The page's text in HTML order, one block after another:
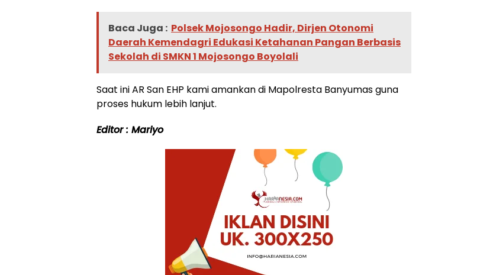
Baca Juga : Polsek Mojosongo Hadir, Dirjen Otonomi
Daerah Kemendagri Edukasi Ketahanan Pangan Berbasis
Sekolah di SMKN 1 Mojosongo Boyolali
Saat ini AR San EHP kami amankan di Mapolresta Banyumas guna
proses hukum lebih lanjut.
Editor : Mariyo